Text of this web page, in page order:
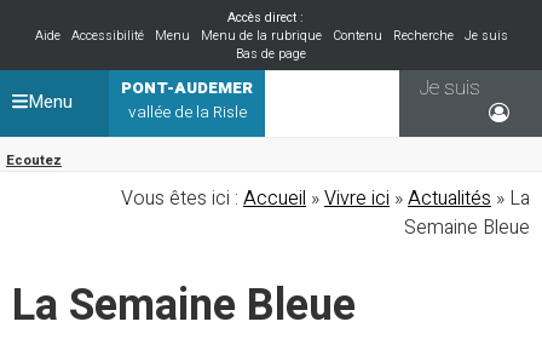
Accès direct :
Aide
Accessibilité Menu Menu de la rubrique Contenu Recherche
Je suis
Bas de page
PONT-AUDEMER
vallée de la Risle
Ecoutez
Je suis
Menu
Vous êtes ici : Accueil »Vivre ici »Actualités » La
Semaine Bleue
La Semaine Bleue